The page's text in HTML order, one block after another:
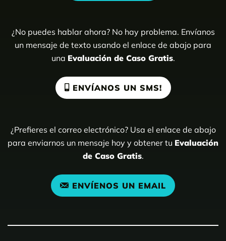
¿No puedes hablar ahora? No hay problema. Envíanos
un mensaje de texto usando el enlace de abajo para
una Evaluación de Caso Gratis.
ENVÍANOS UN SMS!
¿Prefieres el correo electrónico? Usa el enlace de abajo
para enviarnos un mensaje hoy y obtener tu Evaluación
de Caso Gratis.
ENVÍENOS UN EMAIL